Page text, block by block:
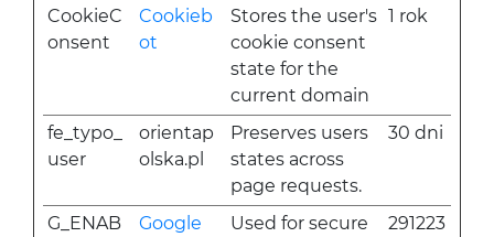
CookieC
onsent
Cookieb
ot
Stores the user's
cookie consent
state for the
current domain
1 rok
fe_typo_
user
orientap
olska.pl
Preserves users
states across
page requests.
30 dni
G_ENAB
Google
Used for secure
291223